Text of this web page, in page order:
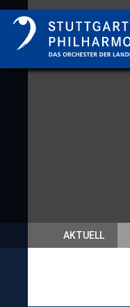
AKTUELL